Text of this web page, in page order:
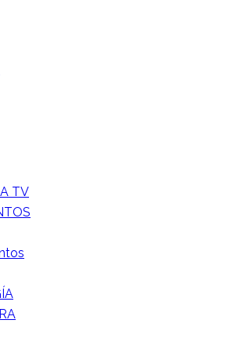
TV